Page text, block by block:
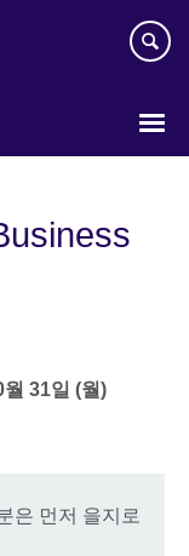
31일 (월)
은 먼저 을지로